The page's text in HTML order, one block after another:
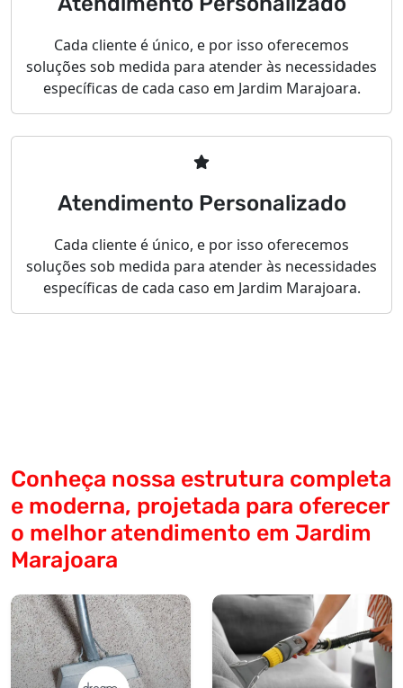
Cada cliente é único, e por isso oferecemos
soluções sob medida para atender às necessidades
específicas de cada caso em Jardim Marajoara.
Atendimento Personalizado
Cada cliente é único, e por isso oferecemos
soluções sob medida para atender às necessidades
específicas de cada caso em Jardim Marajoara.
Conheça nossa estrutura completa
e moderna, projetada para oferecer
o melhor atendimento em Jardim
Marajoara